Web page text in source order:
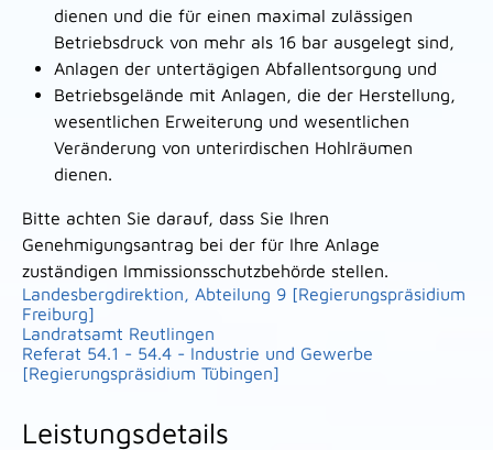
dienen und die für einen maximal zulässigen
Betriebsdruck von mehr als 16 bar ausgelegt sind,
Anlagen der untertägigen Abfallentsorgung und
Betriebsgelände mit Anlagen, die der Herstellung,
wesentlichen Erweiterung und wesentlichen
Veränderung von unterirdischen Hohlräumen
dienen.
Bitte achten Sie darauf, dass Sie Ihren
Genehmigungsantrag bei der für Ihre Anlage
zuständigen Immissionsschutzbehörde stellen.
Landesbergdirektion, Abteilung 9 [Regierungspräsidium
Freiburg]
Landratsamt Reutlingen
Referat 54.1 - 54.4 - Industrie und Gewerbe
[Regierungspräsidium Tübingen]
Leistungsdetails